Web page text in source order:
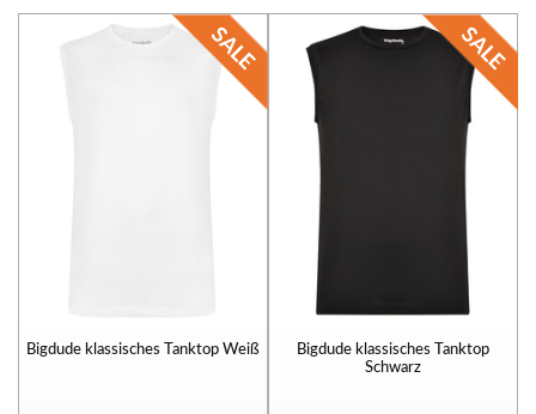
Bigdude klassisches Tanktop Weiß
Bigdude klassisches Tanktop
Schwarz